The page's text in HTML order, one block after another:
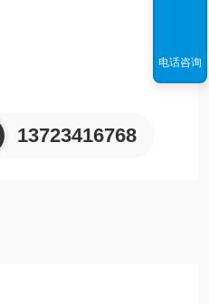
13723416768
电话咨询